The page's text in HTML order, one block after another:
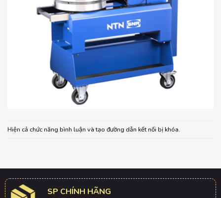
Hiện cả chức năng bình luận và tạo đường dẫn kết nối bị khóa.
SP CHÍNH HÃNG